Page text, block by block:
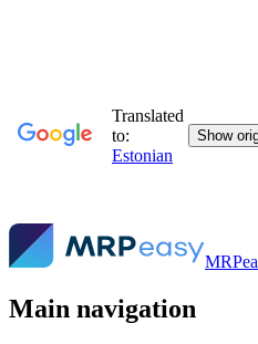
Main navigation